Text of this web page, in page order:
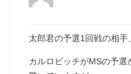
太郎君の予選1回戦の相手
カルロビッチがMSの予選